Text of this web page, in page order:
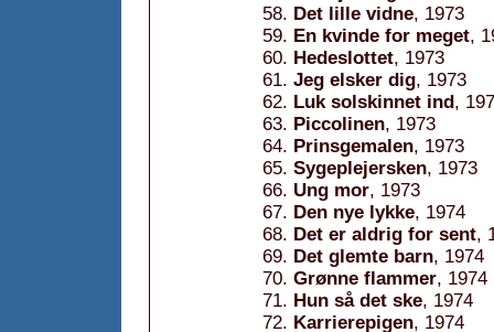
Det lille vidne, 1973
En kvinde for meget,
Hedeslottet, 1973
Jeg elsker dig, 1973
Luk solskinnet ind,
Piccolinen, 1973
Prinsgemalen, 1973
Sygeplejersken, 1973
Ung mor, 1973
Den nye lykke, 1974
Det er aldrig for sent,
Det glemte barn, 1974
Grønne flammer, 1974
Hun så det ske, 1974
Karrierepigen, 1974